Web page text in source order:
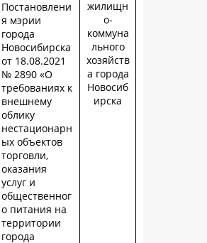
жилищн
о-
коммуна
льного
хозяйств
а города
Новосиб
ирска
Постановлени
я мэрии
города
Новосибирска
от 18.08.2021
№ 2890 «О
требованиях к
внешнему
облику
нестационарн
ых объектов
торговли,
оказания
услуг и
общественног
о питания на
территории
города